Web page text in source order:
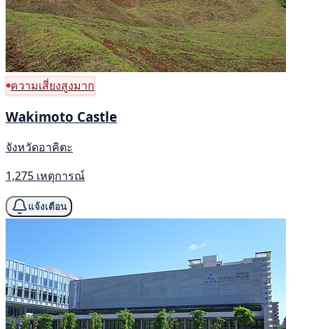
ความเสี่ยงสูงมาก
Wakimoto Castle
จังหวัดอาคิตะ
1,275 เหตุการณ์
แจ้งเตือน